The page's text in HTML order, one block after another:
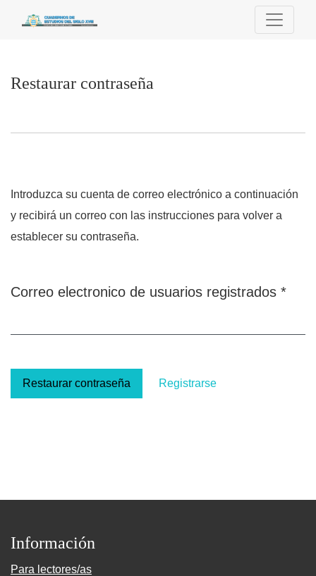
Restaurar contraseña
Introduzca su cuenta de correo electrónico a continuación
y recibirá un correo con las instrucciones para volver a
establecer su contraseña.
Correo electronico de usuarios registrados *
Restaurar contraseña Registrarse
Información
Para lectores/as